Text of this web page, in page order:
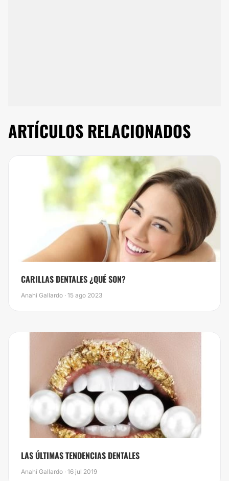
ARTÍCULOS RELACIONADOS
CARILLAS DENTALES ¿QUÉ SON?
Anahí Gallardo · 15 ago 2023
LAS ÚLTIMAS TENDENCIAS DENTALES
Anahí Gallardo · 16 jul 2019